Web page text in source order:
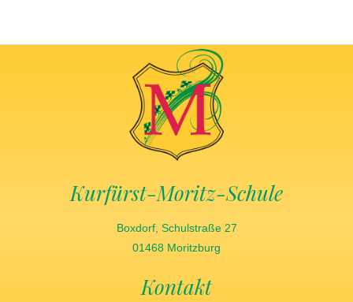
Kurfürst-Moritz-Schule
Boxdorf, Schulstraße 27
01468 Moritzburg
Kontakt